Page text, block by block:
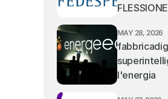
TIENE IL
DEL
E
MAY 28, 2026
l'energia